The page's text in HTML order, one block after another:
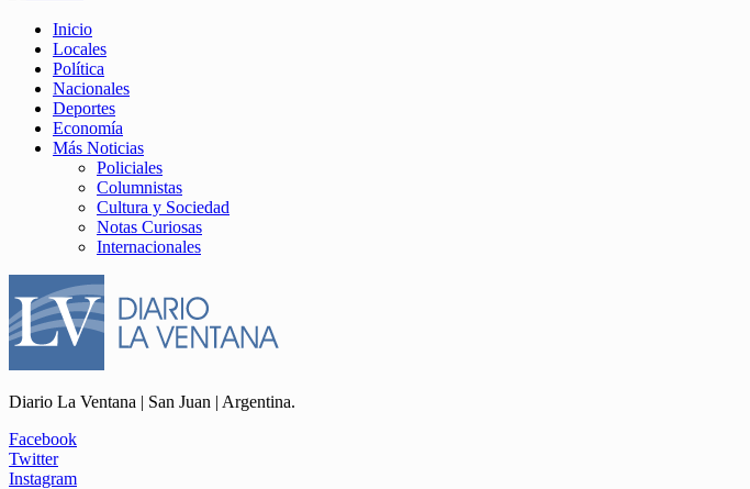
Inicio
Locales
Política
Nacionales
Deportes
Economía
Más Noticias
Policiales
Columnistas
Cultura y Sociedad
Notas Curiosas
Internacionales
Diario La Ventana | San Juan | Argentina.
Facebook
Twitter
Instagram